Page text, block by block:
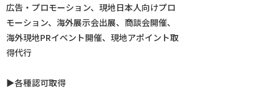
広告・プロモーション、現地日本人向けプロ
モーション、海外展示会出展、商談会開催、
海外現地PRイベント開催、現地アポイント取
得代行
▶︎各種認可取得